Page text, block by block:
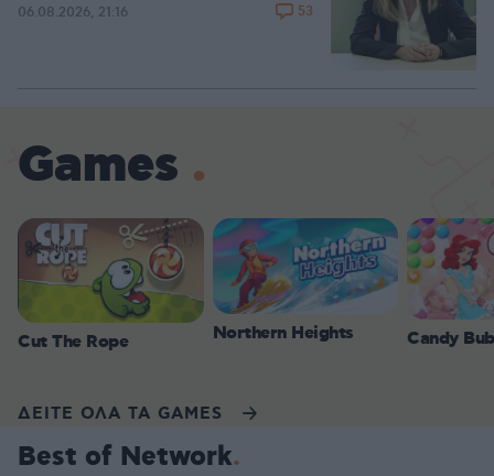
06.08.2026, 21:16 53
Games
Cut The Rope Northern Heights Candy
ΔΕΙΤΕ ΟΛΑ ΤΑ GAMES
Best of Network